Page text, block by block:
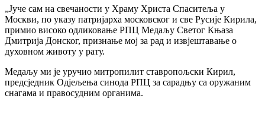
„Јуче сам на свечаности у Храму Христа Спаситеља у
Москви, по указу патријарха московског и све Русије Кирила,
примио високо одликовање РПЦ Медаљу Светог Књаза
Дмитрија Донског, признање мој за рад и извјештавање о
духовном животу у рату.
Медаљу ми је уручио митропилит ставропољски Кирил,
предсједник Одјељења синода РПЦ за сарадњу са оружаним
снагама и правосудним органима.